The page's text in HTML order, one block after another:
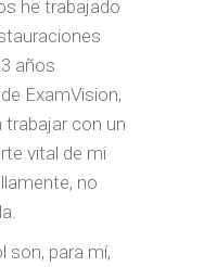
he trabajado
años
ExamVision,
con un
vital de mi
no
son, para mí,